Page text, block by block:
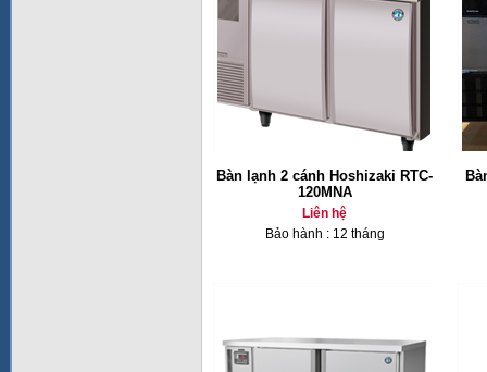
Bàn lạnh 2 cánh Hoshizaki RTC-
120MNA
Liên hệ
Bảo hành : 12 tháng